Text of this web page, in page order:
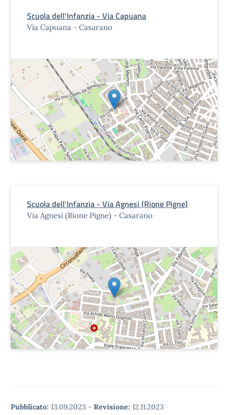
Scuola dell'Infanzia - Via Capuana
Via Capuana - Casarano
Scuola dell'Infanzia - Via Agnesi (Rione Pigne)
Via Agnesi (Rione Pigne) - Casarano
Pubblicato: 13.09.2023 - Revisione: 12.11.2023